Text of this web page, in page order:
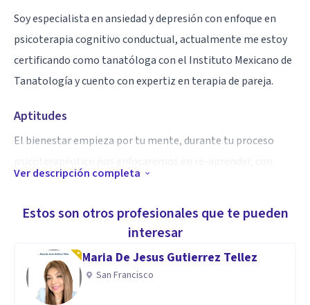
Soy especialista en ansiedad y depresión con enfoque en
psicoterapia cognitivo conductual, actualmente me estoy
certificando como tanatóloga con el Instituto Mexicano de
Tanatología y cuento con expertiz en terapia de pareja.
Aptitudes
El bienestar empieza por tu mente, durante tu proceso
herramientas de psicoedutación para crear tu verisón 2.0, la
paz y armonia con lo que te rodea.
Ver descripción completa
Estos son otros profesionales que te pueden
interesar
Maria De Jesus Gutierrez Tellez
San Francisco